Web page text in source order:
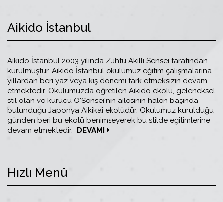
Aikido İstanbul
Aikido İstanbul 2003 yılında Zühtü Akıllı Sensei tarafından
kurulmuştur. Aikido İstanbul okulumuz eğitim çalışmalarına
yıllardan beri yaz veya kış dönemi fark etmeksizin devam
etmektedir. Okulumuzda öğretilen Aikido ekolü, geleneksel
stil olan ve kurucu O'Sensei'nin ailesinin halen başında
bulunduğu Japonya Aikikai ekolüdür. Okulumuz kurulduğu
günden beri bu ekolü benimseyerek bu stilde eğitimlerine
devam etmektedir. DEVAMI
Hızlı Menü